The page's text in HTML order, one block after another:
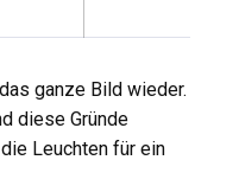
ganze Bild wieder.
diese Gründe
Leuchten für ein